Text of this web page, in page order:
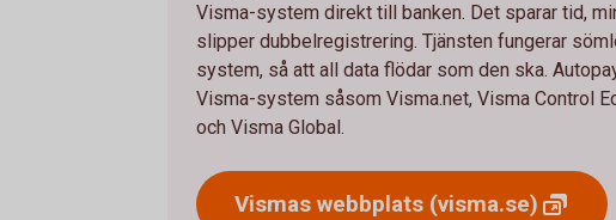
Visma-system direkt till banken. Det sparar tid,
slipper dubbelregistrering. Tjänsten fungerar
system, så att all data flödar som den ska.
Visma-system såsom Visma.net, Visma Control
och Visma Global.
Vismas webbplats (visma.se)